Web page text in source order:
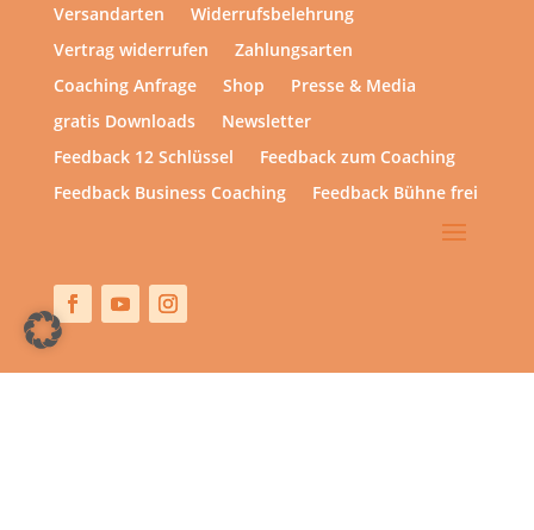
Versandarten
Widerrufsbelehrung
Vertrag widerrufen
Zahlungsarten
Coaching Anfrage
Shop
Presse & Media
gratis Downloads
Newsletter
Feedback 12 Schlüssel
Feedback zum Coaching
Feedback Business Coaching
Feedback Bühne frei